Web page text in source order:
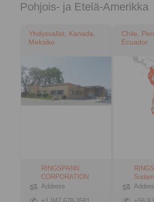
Pohjois- ja Etelä-Amerikka
Yhdysvallat, Kanada,
Meksiko
RINGSPANN
CORPORATION
Address
Chile,
Ecuador